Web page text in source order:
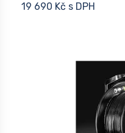
19 690 Kč s DPH